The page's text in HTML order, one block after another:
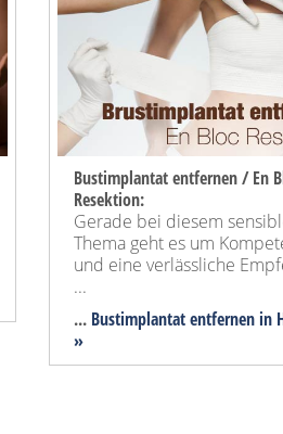
Bustimplantat entfernen / En
Resektion:
Gerade bei diesem
Thema geht es um
und eine verlässliche
...
... Bustimplantat entfernen in
»